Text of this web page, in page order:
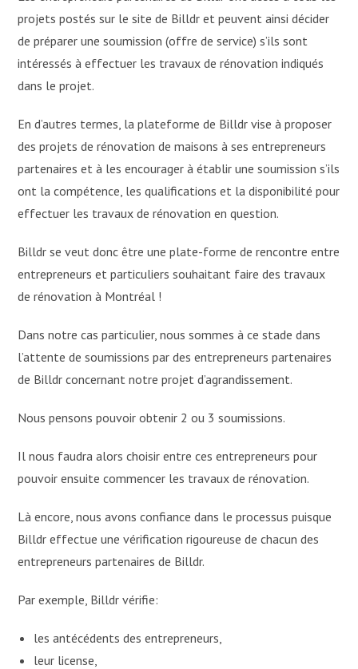
projets postés sur le site de Billdr et peuvent ainsi décider
de préparer une soumission (offre de service) s’ils sont
intéressés à effectuer les travaux de rénovation indiqués
dans le projet.
En d’autres termes, la plateforme de Billdr vise à proposer
des projets de rénovation de maisons à ses entrepreneurs
partenaires et à les encourager à établir une soumission s’ils
ont la compétence, les qualifications et la disponibilité pour
effectuer les travaux de rénovation en question.
Billdr se veut donc être une plate-forme de rencontre entre
entrepreneurs et particuliers souhaitant faire des travaux
de rénovation à Montréal !
Dans notre cas particulier, nous sommes à ce stade dans
l’attente de soumissions par des entrepreneurs partenaires
de Billdr concernant notre projet d’agrandissement.
Nous pensons pouvoir obtenir 2 ou 3 soumissions.
Il nous faudra alors choisir entre ces entrepreneurs pour
pouvoir ensuite commencer les travaux de rénovation.
Là encore, nous avons confiance dans le processus puisque
Billdr effectue une vérification rigoureuse de chacun des
entrepreneurs partenaires de Billdr.
Par exemple, Billdr vérifie:
les antécédents des entrepreneurs,
leur license,